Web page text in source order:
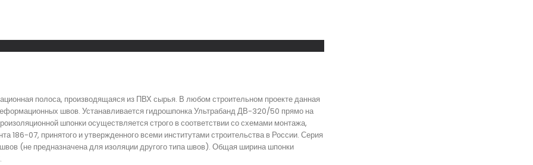
полоса, производящаяся из ПВХ сырья. В любом строительном проекте данная
швов. Устанавливается гидрошпонка Ультрабанд ДВ-320/50 прямо на
шпонки осуществляется строго в соответствии со схемами монтажа,
186-07, принятого и утвержденного всеми институтами строительства в России. Серия
(не предназначена для изоляции другого типа швов). Общая ширина шпонки